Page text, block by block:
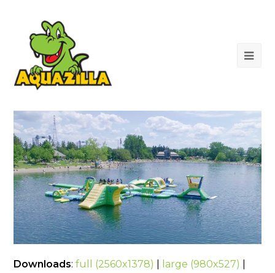
Downloads:full (2560x1378) large (980x527)